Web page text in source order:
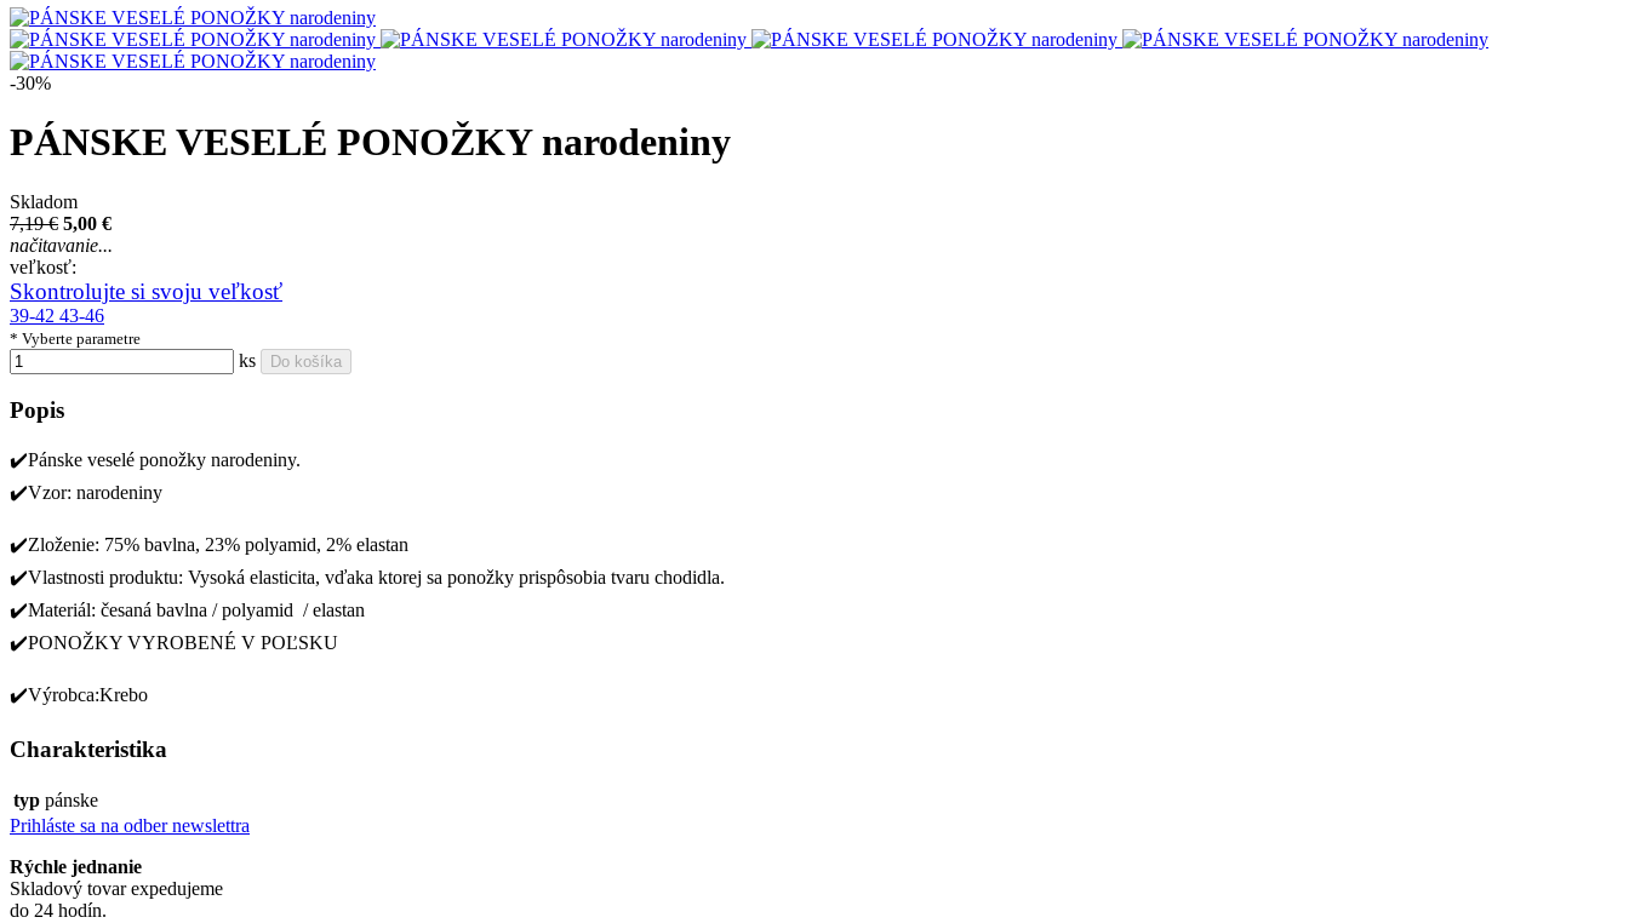
-30%
PÁNSKE VESELÉ PONOŽKY narodeniny
Skladom
7,19 € 5,00 €
načitavanie...
veľkosť:
Skontrolujte si svoju veľkosť
39-42 43-46
* Vyberte parametre
ks Do košíka
Popis
✔️Pánske veselé ponožky narodeniny.
✔️Vzor: narodeniny
✔️Zloženie: 75% bavlna, 23% polyamid, 2% elastan
✔️Vlastnosti produktu: Vysoká elasticita, vďaka ktorej sa ponožky prispôsobia tvaru chodidla.
✔️Materiál: česaná bavlna / polyamid / elastan
✔️PONOŽKY VYROBENÉ V POĽSKU
✔️Výrobca:Krebo
Charakteristika
typ pánske
Prihláste sa na odber newslettra
Rýchle jednanie
Skladový tovar expedujeme
do 24 hodín.